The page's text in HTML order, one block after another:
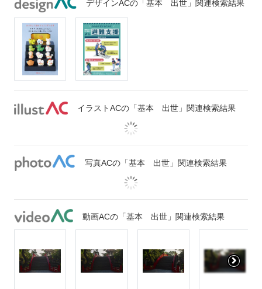
デザインACの「基本 出世」関連検索結果
イラストACの「基本 出世」関連検索結果
写真ACの「基本 出世」関連検索結果
動画ACの「基本 出世」関連検索結果